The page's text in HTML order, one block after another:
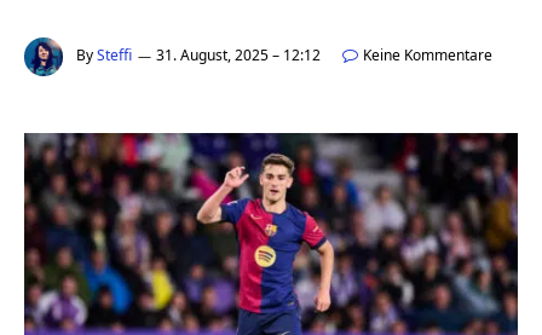
BySteffi 31. August, 2025 – 12:12 Keine Kommentare